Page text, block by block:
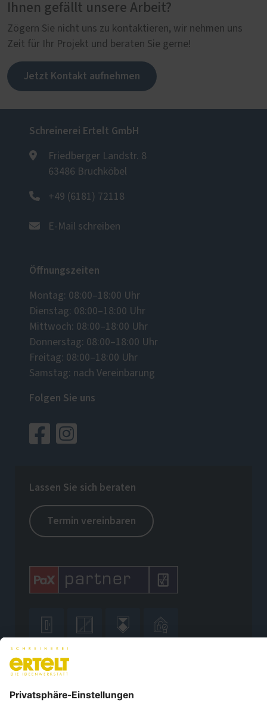
Ihnen gefällt unsere Arbeit?
Zögern Sie nicht uns zu kontaktieren, wir nehmen uns
Zeit für Ihr Projekt und beraten Sie gerne!
Jetzt Kontakt aufnehmen
Schreinerei Ertelt GmbH
Friedberger Landstr. 8
63486 Bruchköbel
+49 (6181) 72118
E-Mail schreiben
Öffnungszeiten
Montag: 08:00–18:00 Uhr
Dienstag: 08:00–18:00 Uhr
Mittwoch: 08:00–18:00 Uhr
Donnerstag: 08:00–18:00 Uhr
Freitag: 08:00–18:00 Uhr
Samstag: nach Vereinbarung
Folgen Sie uns
Lassen Sie sich beraten
Termin vereinbaren
   

